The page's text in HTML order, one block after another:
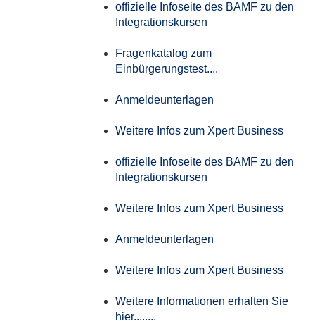
offizielle Infoseite des BAMF zu den
Integrationskursen
Fragenkatalog zum
Einbürgerungstest....
Anmeldeunterlagen
Weitere Infos zum Xpert Business
offizielle Infoseite des BAMF zu den
Integrationskursen
Weitere Infos zum Xpert Business
Anmeldeunterlagen
Weitere Infos zum Xpert Business
Weitere Informationen erhalten Sie
hier........